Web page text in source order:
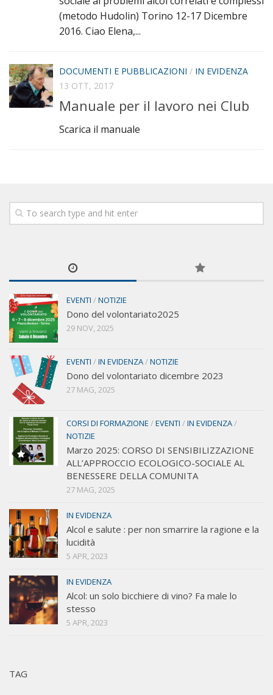
(metodo Hudolin) Torino 12-17 Dicembre
2016. Ciao Elena,...
DOCUMENTI E PUBBLICAZIONI / IN EVIDENZA
13 OTT, 2017
Manuale per il lavoro nei Club
Scarica il manuale
EVENTI /NOTIZIE
Dono del volontariato2025
29 NOV, 2025
EVENTI /IN EVIDENZA/NOTIZIE
Dono del volontariato dicembre 2023
27 MAG, 2025
CORSI DI FORMAZIONE /EVENTI /IN EVIDENZA/
NOTIZIE
Marzo 2025: CORSO DI SENSIBILIZZAZIONE
ALL’APPROCCIO ECOLOGICO-SOCIALE AL
BENESSERE DELLA COMUNITA
27 MAG, 2025
IN EVIDENZA
Alcol e salute : per non smarrire la ragione e la
lucidità
5 APR, 2023
IN EVIDENZA
Alcol: un solo bicchiere di vino? Fa male lo
stesso
5 APR, 2023
TAG